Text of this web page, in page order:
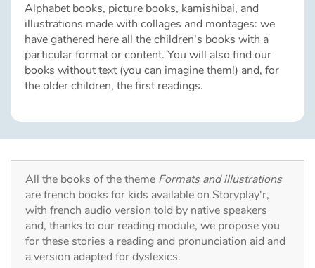
Library
Awards
Home
Fable, myth, literature and poetry
Princesses and princes, kings, queens and dragons
Ogres, monsters and witches
Alphabet books, picture books, kamishibai, and
illustrations made with collages and montages: we
have gathered here all the children's books with a
particular format or content. You will also find our
books without text (you can imagine them!) and, for
the older children, the first readings.
All the books of the theme Formats and illustrations
are french books for kids available on Storyplay'r,
with french audio version told by native speakers
and, thanks to our reading module, we propose you
for these stories a reading and pronunciation aid and
a version adapted for dyslexics.